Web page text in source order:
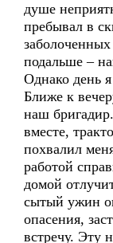
душе
пребывал в
подальше –
Однако день
Ближе к
наш
вместе,
похвалил
работой
домой
сытый ужин
опасения,
встречу. Эту